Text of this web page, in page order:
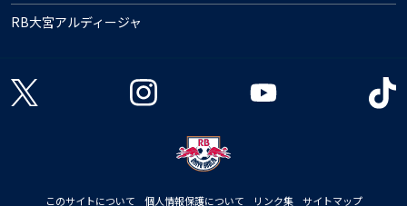
RB大宮アルディージャ
このサイトについて 個人情報保護について リンク集 サイトマップ